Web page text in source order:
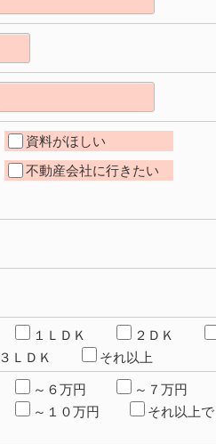
資料がほしい
不動産会社に行きたい
１ＬＤＫ
２ＤＫ
３ＬＤＫ それ以上
～６万円
～７万円
～１０万円
それ以上で